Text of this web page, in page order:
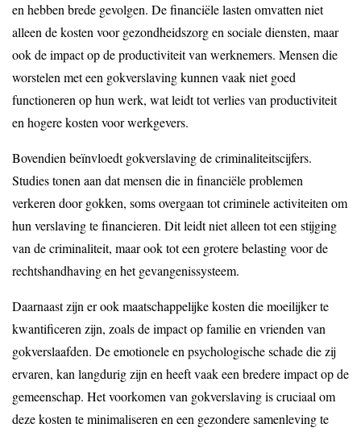
en hebben brede gevolgen. De financiële lasten omvatten niet
alleen de kosten voor gezondheidszorg en sociale diensten, maar
ook de impact op de productiviteit van werknemers. Mensen die
worstelen met een gokverslaving kunnen vaak niet goed
functioneren op hun werk, wat leidt tot verlies van productiviteit
en hogere kosten voor werkgevers.
Bovendien beïnvloedt gokverslaving de criminaliteitscijfers.
Studies tonen aan dat mensen die in financiële problemen
verkeren door gokken, soms overgaan tot criminele activiteiten om
hun verslaving te financieren. Dit leidt niet alleen tot een stijging
van de criminaliteit, maar ook tot een grotere belasting voor de
rechtshandhaving en het gevangenissysteem.
Daarnaast zijn er ook maatschappelijke kosten die moeilijker te
kwantificeren zijn, zoals de impact op familie en vrienden van
gokverslaafden. De emotionele en psychologische schade die zij
ervaren, kan langdurig zijn en heeft vaak een bredere impact op de
gemeenschap. Het voorkomen van gokverslaving is cruciaal om
deze kosten te minimaliseren en een gezondere samenleving te